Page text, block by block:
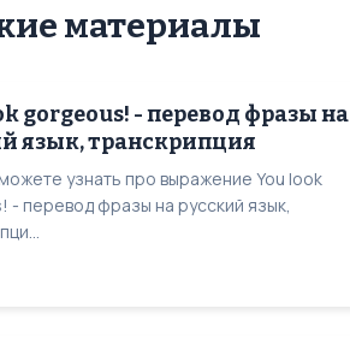
материалы
gorgeous! - перевод фразы на
язык, транскрипция
узнать про выражение You look
- перевод фразы на русский язык,